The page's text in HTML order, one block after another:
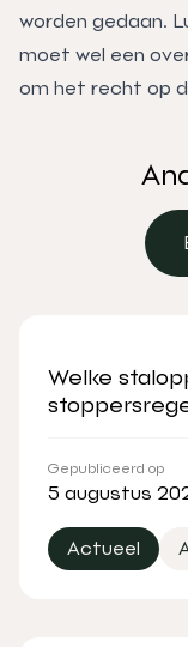
worden gedaan.
moet wel een
om het recht op
Welke
Gepubliceerd op
5 augustus
Actueel